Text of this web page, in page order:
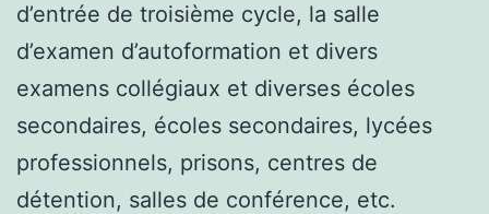
d’entrée de troisième cycle, la salle
d’examen d’autoformation et divers
examens collégiaux et diverses écoles
secondaires, écoles secondaires, lycées
professionnels, prisons, centres de
détention, salles de conférence, etc.